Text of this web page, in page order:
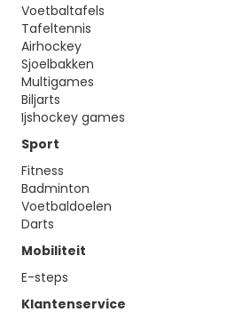
Voetbaltafels
Tafeltennis
Airhockey
Sjoelbakken
Multigames
Biljarts
Ijshockey games
Sport
Fitness
Badminton
Voetbaldoelen
Darts
Mobiliteit
E-steps
Klantenservice